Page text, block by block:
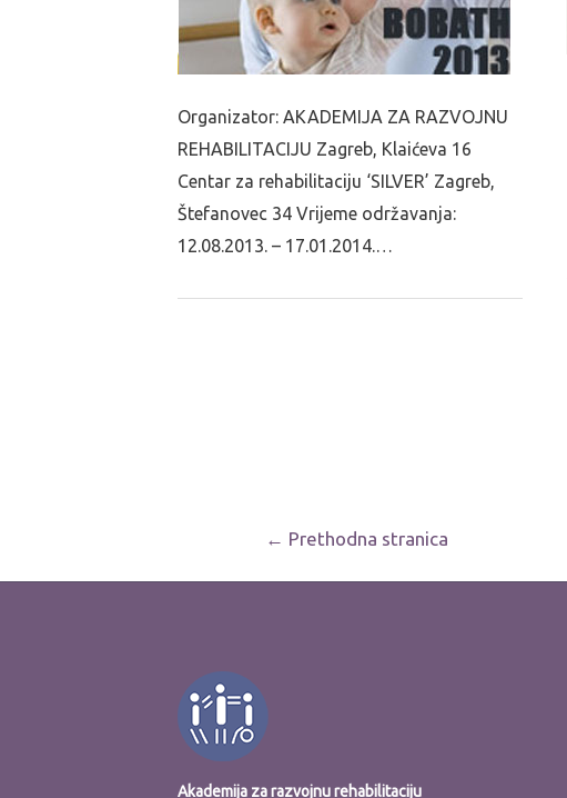
Organizator: AKADEMIJA ZA RAZVOJNU
REHABILITACIJU Zagreb, Klaićeva 16
Centar za rehabilitaciju ‘SILVER’ Zagreb,
Štefanovec 34 Vrijeme održavanja:
12.08.2013. – 17.01.2014.…
Navigacija
← Prethodna stranica
Akademija za razvojnu rehabilitaciju